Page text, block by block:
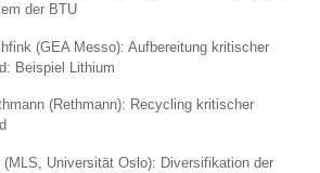
der BTU
(GEA Messo): Aufbereitung kritischer
Beispiel Lithium
(Rethmann): Recycling kritischer
(MLS, Universität Oslo): Diversifikation der